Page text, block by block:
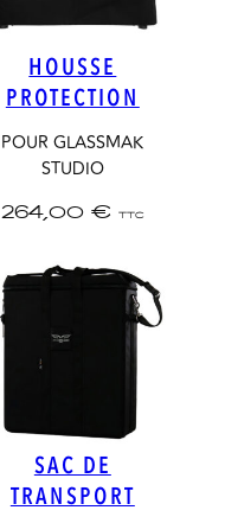
HOUSSE
PROTECTION
POUR GLASSMAK
STUDIO
264,00 € TTC
SAC DE
TRANSPORT